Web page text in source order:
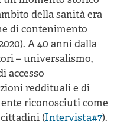
della sanità era
di contenimento
A 40 anni dalla
– universalismo,
accesso
reddituali e di
riconosciuti come
(Intervista#7).